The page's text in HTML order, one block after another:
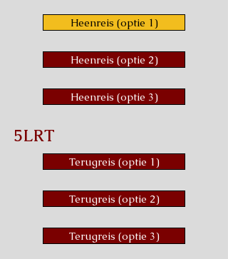
Heenreis (optie 1)
Heenreis (optie 2)
Heenreis (optie 3)
5LRT
Terugreis (optie 1)
Terugreis (optie 2)
Terugreis (optie 3)